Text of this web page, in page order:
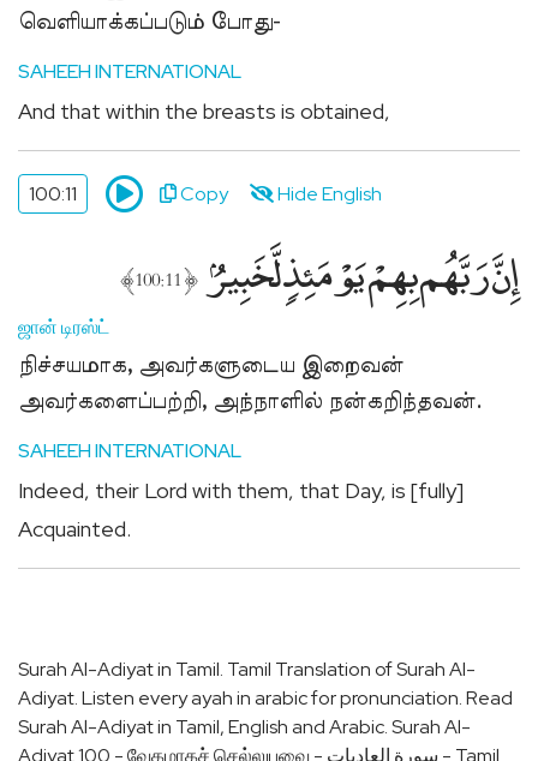
வெளியாக்கப்படும் போது-
SAHEEH INTERNATIONAL
And that within the breasts is obtained,
100:11 Copy Hide English
إِنَّ رَبَّهُم بِهِمْ يَوْمَئِذٍۢ لَّخَبِيرٌۢ﴿100:11﴾
ஜான் டிரஸ்ட்
நிச்சயமாக, அவர்களுடைய இறைவன்
அவர்களைப்பற்றி, அந்நாளில் நன்கறிந்தவன்.
SAHEEH INTERNATIONAL
Indeed, their Lord with them, that Day, is [fully]
Acquainted.
Surah Al-Adiyat in Tamil. Tamil Translation of Surah Al-
Adiyat. Listen every ayah in arabic for pronunciation. Read
Surah Al-Adiyat in Tamil, English and Arabic. Surah Al-
Adiyat 100 - வேகமாகச் செல்லுபவை - سورة العاديات - Tamil